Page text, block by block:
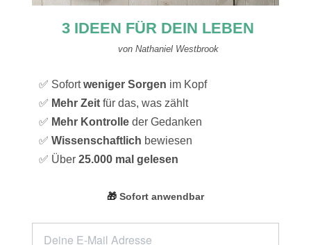
3 IDEEN FÜR DEIN LEBEN
von Nathaniel Westbrook
✅ Sofortweniger Sorgen im Kopf
✅ Mehr Zeit für das, was zählt
✅ Mehr Kontrolle der Gedanken
✅ Wissenschaftlich bewiesen
✅ Über 25.000 mal gelesen
🎁 Sofort anwendbar